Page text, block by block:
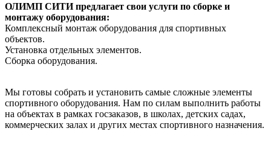
ОЛИМП СИТИ предлагает свои услуги по сборке и
монтажу оборудования:
Комплексный монтаж оборудования для спортивных
объектов.
Установка отдельных элементов.
Сборка оборудования.
Мы готовы собрать и установить самые сложные элементы
спортивного оборудования. Нам по силам выполнить работы
на объектах в рамках госзаказов, в школах, детских садах,
коммерческих залах и других местах спортивного назначения.